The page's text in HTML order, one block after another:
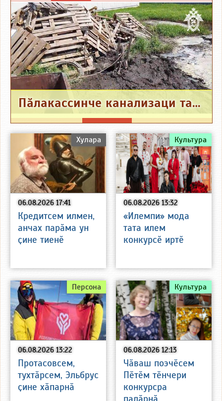
Пӑлакассинче канализаци тасатнӑ чухне рабочи вилнӗ
06.08.2026 17:41
Хулара
Кредитсем илмен,
анчах парӑма ун
ҫине тиенӗ
06.08.2026 13:32
Культура
«Илемпи» мода
тата илем
конкурсӗ иртӗ
06.08.2026 13:22
Персона
Протасовсем,
тухтӑрсем, Эльбрус
ҫине хӑпарнӑ
06.08.2026 12:13
Культура
Чӑваш поэчӗсем
Пӗтӗм тӗнчери
конкурсра